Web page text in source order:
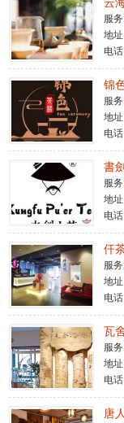
服
地
电
锦
服
地
电
書
服
地
电
仟
服
地
电
瓦
服
地
电
唐